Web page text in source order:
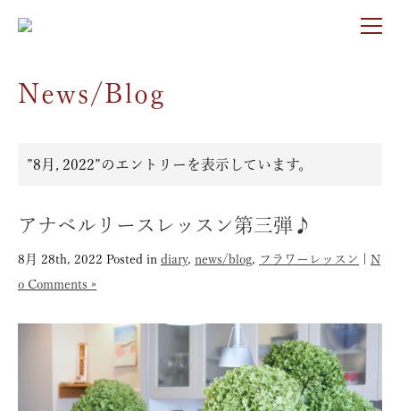
News/Blog
”8月, 2022”のエントリーを表示しています。
アナベルリースレッスン第三弾♪
8月 28th, 2022 Posted in diary, news/blog, フラワーレッスン
N
o Comments »